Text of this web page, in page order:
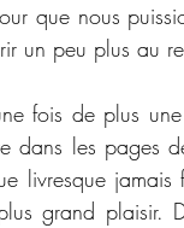
que nous
un peu plus au
fois de plus
dans les pages
livresque
grand plaisir.